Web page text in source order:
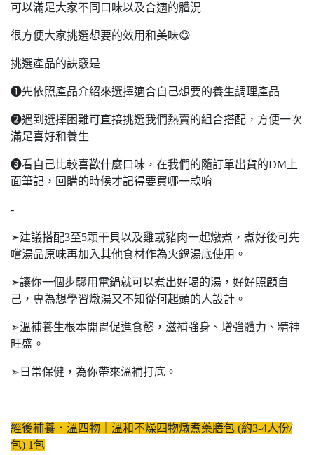
可以滿足大家不同口味以及合適的體況
很方便大家挑選想要的效用和美味😋
挑選產品的訣竅是
❶先依照產品介紹來選擇適合自己想要的養生調理產品
❷遇到選擇困難可直接挑選我們熱賣的組合搭配，方便一次
滿足喜好和養生
❸看自己比較喜歡什麼口味，在我們的隨訂單出貨的DM上
面筆記，回購的時候才記得要買哪一款唷
-
➣建議搭配3至5顆干貝以及雞或豬肉一起燉煮，煮好後可先
嚐湯品原味再加入其他食材作為火鍋湯底使用。
➣讓你一個步驟用電鍋就可以煮出好喝的湯，好好照顧自
己，專為想學習燉湯又不知從何起頭的人設計。
➣溫補養生根本開胃促進食慾，滋補強身、增強體力、精神
旺盛。
➣日常保健，為你帶來溫補打底。
經後補養．溫四物｜溫和不燥四物燉煮藥膳包 (約3-4人份/
包) 1包